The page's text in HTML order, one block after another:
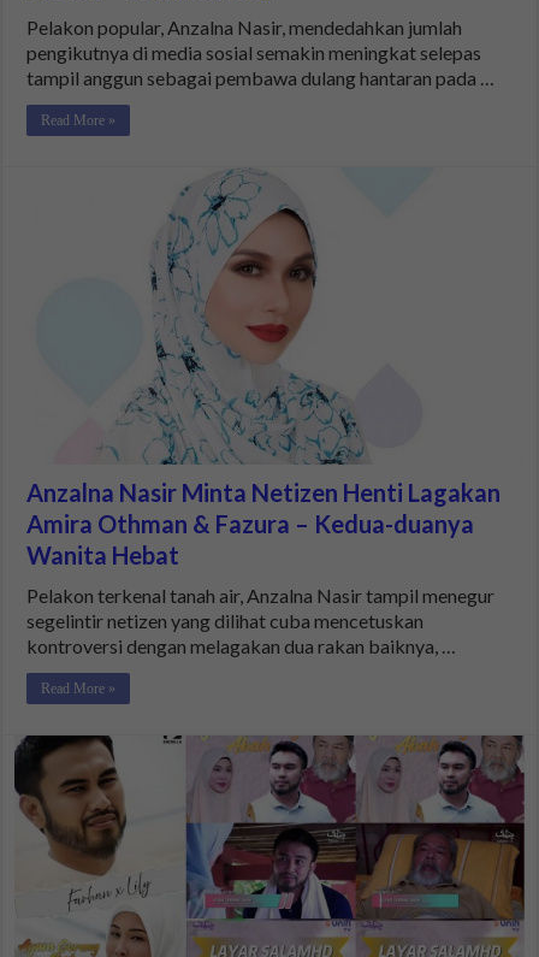
Pelakon popular, Anzalna Nasir, mendedahkan jumlah
pengikutnya di media sosial semakin meningkat selepas
tampil anggun sebagai pembawa dulang hantaran pada …
Read More »
Anzalna Nasir Minta Netizen Henti Lagakan
Amira Othman & Fazura – Kedua-duanya
Wanita Hebat
Pelakon terkenal tanah air, Anzalna Nasir tampil menegur
segelintir netizen yang dilihat cuba mencetuskan
kontroversi dengan melagakan dua rakan baiknya, …
Read More »